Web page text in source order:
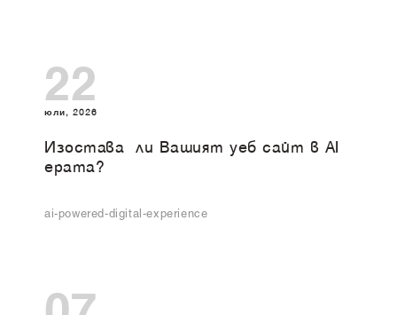
22
юли, 2026
Изоставa ли Вашият уеб сайт в AI
ерата?
ai-powered-digital-experience